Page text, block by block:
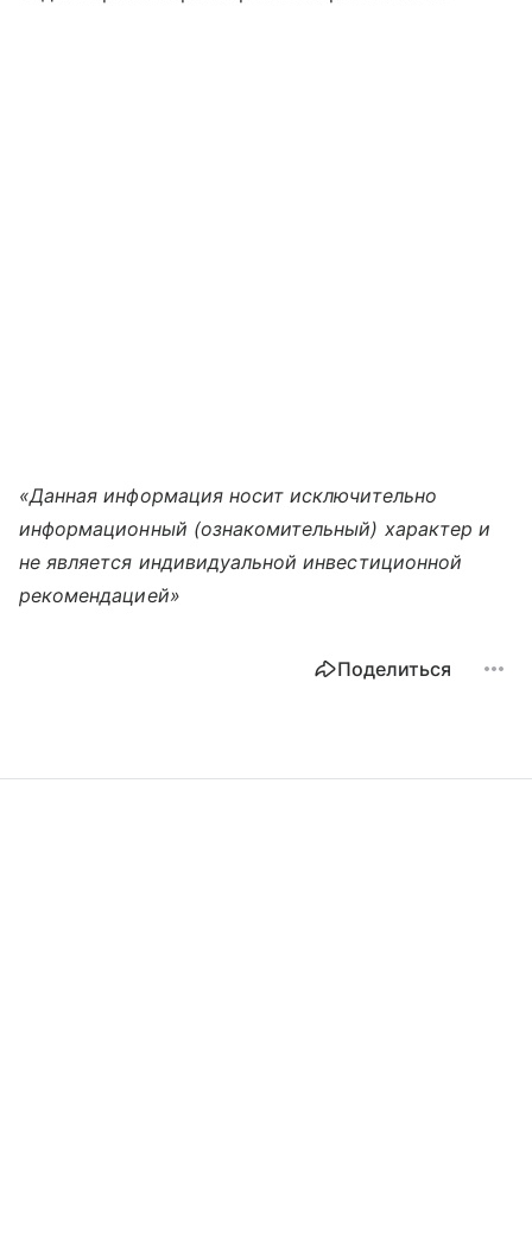
«Данная информация носит исключительно
информационный (ознакомительный) характер и
не является индивидуальной инвестиционной
рекомендацией»
Поделиться